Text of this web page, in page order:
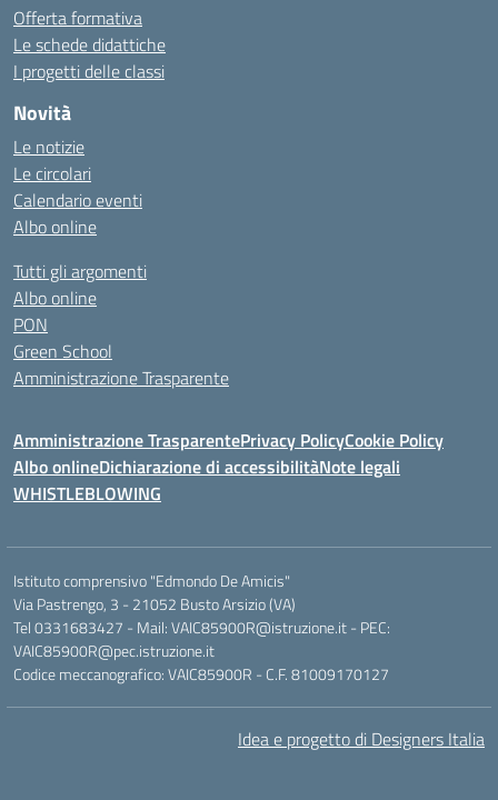
Offerta formativa
Le schede didattiche
I progetti delle classi
Novità
Le notizie
Le circolari
Calendario eventi
Albo online
Tutti gli argomenti
Albo online
PON
Green School
Amministrazione Trasparente
Amministrazione TrasparentePrivacy PolicyCookie Policy
Albo onlineDichiarazione di accessibilitàNote legali
WHISTLEBLOWING
Istituto comprensivo "Edmondo De Amicis"
Via Pastrengo, 3 - 21052 Busto Arsizio (VA)
Tel 0331683427 - Mail: VAIC85900R@istruzione.it - PEC:
VAIC85900R@pec.istruzione.it
Codice meccanografico: VAIC85900R - C.F. 81009170127
Idea e progetto di Designers Italia